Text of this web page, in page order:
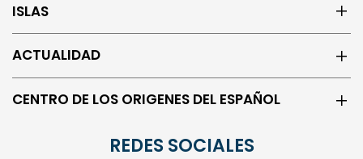
ISLAS
ACTUALIDAD
CENTRO DE LOS ORIGENES DEL ESPAÑOL
REDES SOCIALES